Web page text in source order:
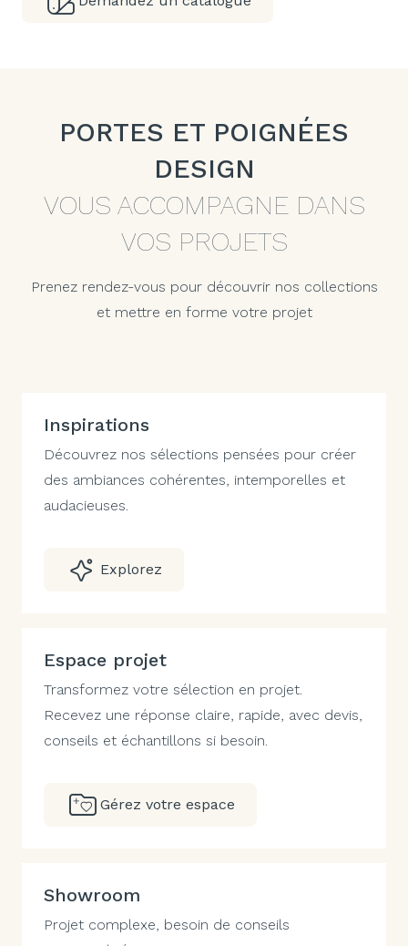
PORTES ET POIGNÉES
DESIGN
VOUS ACCOMPAGNE DANS
VOS PROJETS
Prenez rendez-vous pour découvrir nos collections
et mettre en forme votre projet
Inspirations
Découvrez nos sélections pensées pour créer
des ambiances cohérentes, intemporelles et
audacieuses.
Explorez
Espace projet
Transformez votre sélection en projet.
Recevez une réponse claire, rapide, avec devis,
conseils et échantillons si besoin.
Gérez votre espace
Showroom
Projet complexe, besoin de conseils